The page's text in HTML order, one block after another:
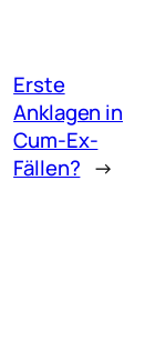
Erste
Anklagen in
Cum-Ex-
Fällen? →